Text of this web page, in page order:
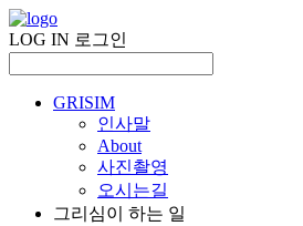
LOG IN 로그인
GRISIM
인사말
About
사진촬영
오시는길
그리심이 하는 일